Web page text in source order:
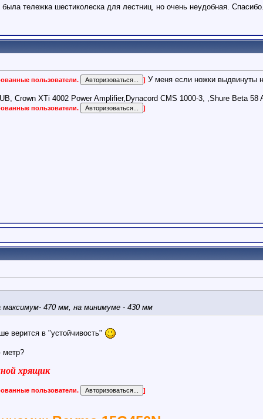
тележка шестиколеска для лестниц, но очень неудобная.
пользователи. ] У меня если ножки выдвинуты
Crown XTi 4002 Power Amplifier,Dynacord CMS 1000-3, ,Shure Beta
пользователи. ]
470 мм, на минимуме - 430 мм
верится в "устойчивость"
метр?
хрящик
пользователи. ]